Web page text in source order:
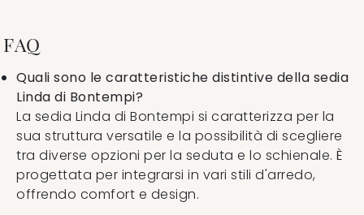
FAQ
Quali sono le caratteristiche distintive della sedia
Linda di Bontempi?
La sedia Linda di Bontempi si caratterizza per la
sua struttura versatile e la possibilità di scegliere
tra diverse opzioni per la seduta e lo schienale. È
progettata per integrarsi in vari stili d'arredo,
offrendo comfort e design.